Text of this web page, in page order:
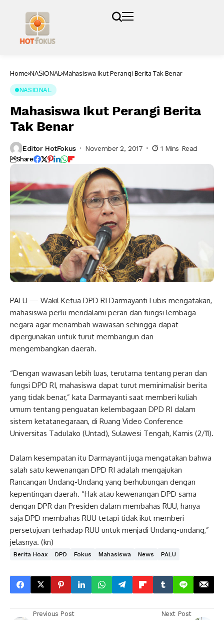
Home NASIONAL Mahasiswa Ikut Perangi Berita Tak Benar
NASIONAL
Mahasiswa Ikut Perangi Berita
Tak Benar
Editor HotFokus November 2, 2017 1 Mins Read
Share
PALU — Wakil Ketua DPD RI Darmayanti Lubis mengatakan,
mahasiswa perlu mendalami peran dan fungsi lembaga
negara agar menambah wawasan sehingga dapat
dipergunakan untuk turut membangun dan
mengembangkan daerah.
“Dengan wawasan lebih luas, terutama tentang peran dan
fungsi DPD RI, mahasiswa dapat turut meminimalisir berita
yang tidak benar,” kata Darmayanti saat memberi kuliah
umum tentang penguatan kelembagaan DPD RI dalam
sistem ketatanegaraan, di Ruang Video Conference
Universitas Tadulako (Untad), Sulawesi Tengah, Kamis (2/11).
Dalam kesempatan itu Darmayanti juga mengatakan bahwa
salah satu kewenangan DPD RI adalah mengajukan
Rancangan Undang-Undang yang berhubungan dengan
kepentingan daerah. “Hak atau kewenangan DPD sama
dengan DPR dan Presiden dalam membahas RUU, hanya
saja DPD membahas RUU tetapi tidak ikut memberi
persetujuan terhadap RUU untuk menjadi Undang-undang,”
jelasnya. (kn)
Berita Hoax DPD Fokus Mahasiswa News PALU
Previous Post Next Post